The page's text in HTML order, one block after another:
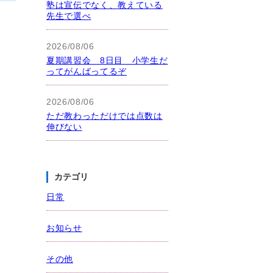
塾は宣伝でなく、教えている
先生で選べ
2026/08/06
夏期講習会 8日目 小学生だ
ってがんばってるぞ
2026/08/06
ただ教わっただけでは点数は
伸びない
カテゴリ
日常
お知らせ
その他